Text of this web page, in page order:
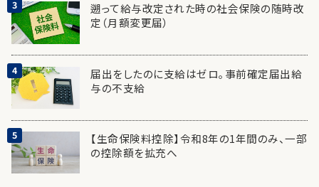
遡って給与改定された時の社会保険の随時改
定（月額変更届）
届出をしたのに支給はゼロ。事前確定届出給
与の不支給
【生命保険料控除】令和8年の1年間のみ、一部
の控除額を拡充へ